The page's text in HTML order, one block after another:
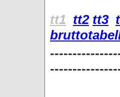
tt1 tt2 tt3